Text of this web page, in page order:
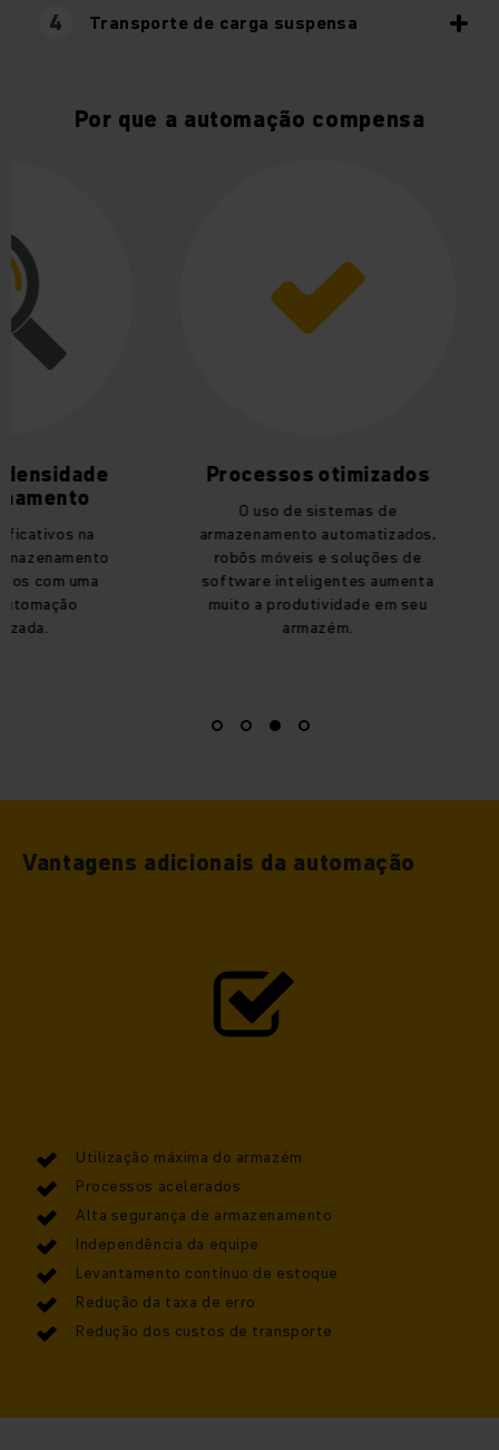
4 Transporte de carga suspensa
Por que a automação compensa
Processos otimizados
O uso de sistemas de
armazenamento automatizados,
robôs móveis e soluções de
software inteligentes aumenta
muito a produtividade em seu
de embalagem
de energia
ambientais
Vantagens adicionais da automação
Utilização máxima do armazém
Processos acelerados
Alta segurança de armazenamento
Independência da equipe
Levantamento contínuo de estoque
Redução da taxa de erro
Redução dos custos de transporte